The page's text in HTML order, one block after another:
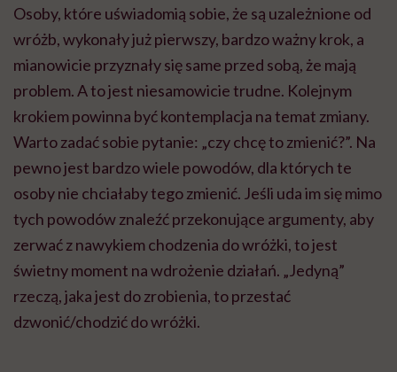
Osoby, które uświadomią sobie, że są uzależnione od
wróżb, wykonały już pierwszy, bardzo ważny krok, a
mianowicie przyznały się same przed sobą, że mają
problem. A to jest niesamowicie trudne. Kolejnym
krokiem powinna być kontemplacja na temat zmiany.
Warto zadać sobie pytanie: „czy chcę to zmienić?”. Na
pewno jest bardzo wiele powodów, dla których te
osoby nie chciałaby tego zmienić. Jeśli uda im się mimo
tych powodów znaleźć przekonujące argumenty, aby
zerwać z nawykiem chodzenia do wróżki, to jest
świetny moment na wdrożenie działań. „Jedyną”
rzeczą, jaka jest do zrobienia, to przestać
dzwonić/chodzić do wróżki.